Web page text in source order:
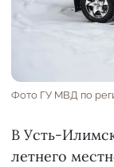
Фото ГУ МВД по
В Усть-
летнего